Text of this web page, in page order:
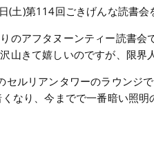
(土)第114回ごきげんな読書会
のアフタヌーンティー読書会
山きて嬉しいのですが、限
セルリアンタワーのラウンジ
なり、今までで一番暗い照